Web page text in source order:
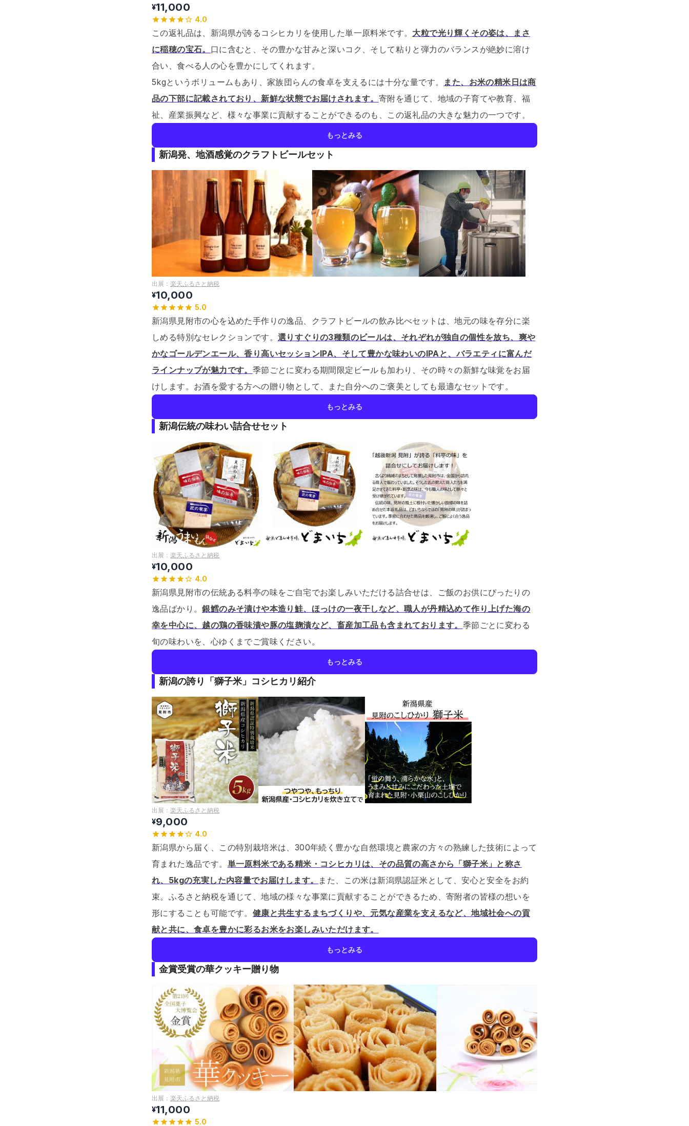
¥11,000
4.0
この返礼品は、新潟県が誇るコシヒカリを使用した単一原料米です。 大粒で光り輝くその姿は、まさ
に稲穂の宝石。 口に含むと、その豊かな甘みと深いコク、そして粘りと弾力のバランスが絶妙に溶け
合い、食べる人の心を豊かにしてくれます。
5kgというボリュームもあり、家族団らんの食卓を支えるには十分な量です。
また、お米の精米日は商
品の下部に記載されており、新鮮な状態でお届けされます。 寄附を通じて、地域の子育てや教育、福
祉、産業振興など、様々な事業に貢献することができるのも、この返礼品の大きな魅力の一つです。
もっとみる
新潟発、地酒感覚のクラフトビールセット
出展： 楽天ふるさと納税
¥10,000
5.0
新潟県見附市の心を込めた手作りの逸品、クラフトビールの飲み比べセットは、地元の味を存分に楽
しめる特別なセレクションです。 選りすぐりの3種類のビールは、それぞれが独自の個性を放ち、爽や
かなゴールデンエール、香り高いセッションIPA、そして豊かな味わいのIPAと、バラエティに富んだ
ラインナップが魅力です。 季節ごとに変わる期間限定ビールも加わり、その時々の新鮮な味覚をお届
けします。 お酒を愛する方への贈り物として、また自分へのご褒美としても最適なセットです。
もっとみる
新潟伝統の味わい詰合せセット
出展： 楽天ふるさと納税
¥10,000
4.0
新潟県見附市の伝統ある料亭の味をご自宅でお楽しみいただける詰合せは、ご飯のお供にぴったりの
逸品ばかり。銀鱈のみそ漬けや本造り鮭、ほっけの一夜干しなど、職人が丹精込めて作り上げた海の
幸を中心に、越の鶏の香味漬や豚の塩麹漬など、畜産加工品も含まれております。 季節ごとに変わる
旬の味わいを、心ゆくまでご賞味ください。
もっとみる
新潟の誇り「獅子米」コシヒカリ紹介
出展： 楽天ふるさと納税
¥9,000
4.0
新潟県から届く、この特別栽培米は、300年続く豊かな自然環境と農家の方々の熟練した技術によって
育まれた逸品です。 単一原料米である精米・コシヒカリは、その品質の高さから「獅子米」と称さ
れ、5kgの充実した内容量でお届けします。
また、この米は新潟県認証米として、安心と安全をお約
束。 ふるさと納税を通じて、地域の様々な事業に貢献することができるため、寄附者の皆様の想いを
形にすることも可能です。 健康と共生するまちづくりや、元気な産業を支えるなど、地域社会への貢
献と共に、食卓を豊かに彩るお米をお楽しみいただけます。
もっとみる
金賞受賞の華クッキー贈り物
出展： 楽天ふるさと納税
¥11,000
5.0